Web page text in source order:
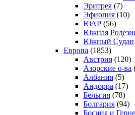
Эритрея (7)
Эфиопия (10)
ЮАР (56)
Южная
Южный Судан
Европа (1853)
Австрия (120)
Азорские о-ва
Албания (5)
Андорра (17)
Бельгия (78)
Болгария (94)
Босния и